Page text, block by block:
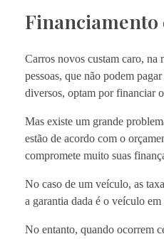
Financiamento
Carros novos custam caro, na
pessoas, que não podem
diversos, optam por financiar
Mas existe um grande
estão de acordo com o
compromete muito suas
No caso de um veículo, as
a garantia dada é o veículo em
No entanto, quando ocorrem